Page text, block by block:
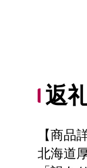
返
【商品
北海道